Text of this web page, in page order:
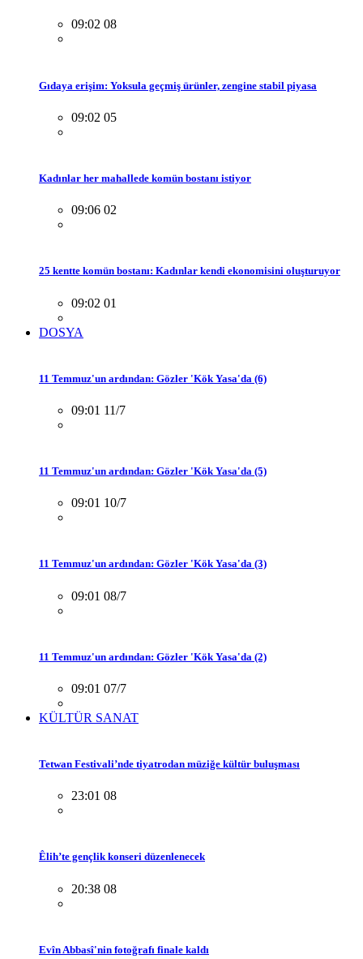
09:02 08
Gıdaya erişim: Yoksula geçmiş ürünler, zengine stabil piyasa
09:02 05
Kadınlar her mahallede komün bostanı istiyor
09:06 02
25 kentte komün bostanı: Kadınlar kendi ekonomisini oluşturuyor
09:02 01
DOSYA
11 Temmuz'un ardından: Gözler 'Kök Yasa'da (6)
09:01 11/7
11 Temmuz'un ardından: Gözler 'Kök Yasa'da (5)
09:01 10/7
11 Temmuz'un ardından: Gözler 'Kök Yasa'da (3)
09:01 08/7
11 Temmuz'un ardından: Gözler 'Kök Yasa'da (2)
09:01 07/7
KÜLTÜR SANAT
Tetwan Festivali’nde tiyatrodan müziğe kültür buluşması
23:01 08
Êlih’te gençlik konseri düzenlenecek
20:38 08
Evîn Abbasî'nin fotoğrafı finale kaldı